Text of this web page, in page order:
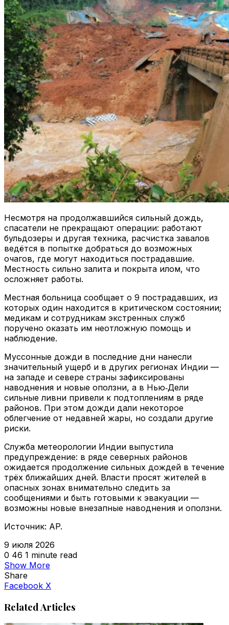
Несмотря на продолжавшийся сильный дождь,
спасатели не прекращают операции: работают
бульдозеры и другая техника, расчистка завалов
ведётся в попытке добраться до возможных
очагов, где могут находиться пострадавшие.
Местность сильно залита и покрыта илом, что
осложняет работы.
Местная больница сообщает о 9 пострадавших, из
которых один находится в критическом состоянии;
медикам и сотрудникам экстренных служб
поручено оказать им неотложную помощь и
наблюдение.
Муссонные дожди в последние дни нанесли
значительный ущерб и в других регионах Индии —
на западе и севере страны зафиксированы
наводнения и новые оползни, а в Нью‑Дели
сильные ливни привели к подтоплениям в ряде
районов. При этом дожди дали некоторое
облегчение от недавней жары, но создали другие
риски.
Служба метеорологии Индии выпустила
предупреждение: в ряде северных районов
ожидается продолжение сильных дождей в течение
трёх ближайших дней. Власти просят жителей в
опасных зонах внимательно следить за
сообщениями и быть готовыми к эвакуации —
возможны новые внезапные наводнения и оползни.
Источник: AP.
9 июля 2026
0 46 1 minute read
Show More
Share
Facebook X
Related Articles